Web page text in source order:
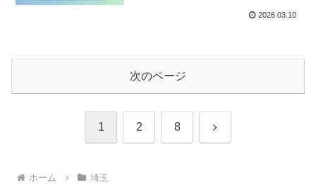
2026.03.10
次のページ
1 2 8 次
ホーム 埼玉